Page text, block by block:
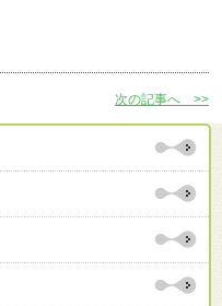
次の記事へ >>